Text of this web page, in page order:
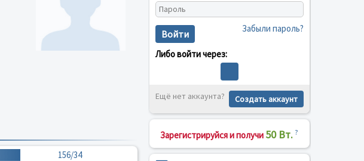
156/34
Войти Забыли пароль?
Либо войти через:
Ещё нет аккаунта? Создать аккаунт
Зарегистрируйся и получи 50 Вт. ?